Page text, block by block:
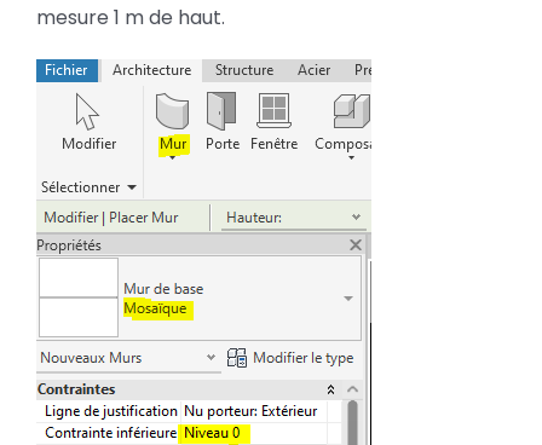
mesure 1 m de haut.